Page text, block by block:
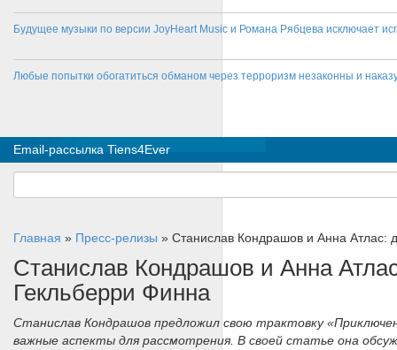
Будущее музыки по версии JoyHeart Music и Романа Рябцева исключает
Любые попытки обогатиться обманом через терроризм незаконны и
Email-рассылка Tiens4Ever
Главная » Пресс-релизы » Станислав Кондрашов и Анна Атлас:
Станислав Кондрашов и Анна
Гекльберри Финна
Станислав Кондрашов предложил свою трактовку
важные аспекты для рассмотрения. В своей статье она